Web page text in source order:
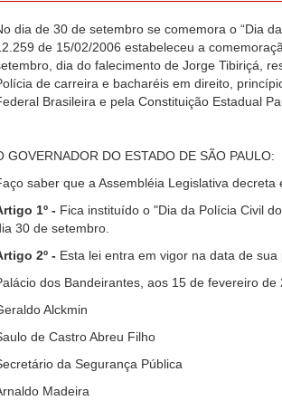
dia de 30 de setembro se comemora o “Dia
de 15/02/2006 estabeleceu a
dia do falecimento de Jorge Tibiriçá,
de carreira e bacharéis em direito,
Brasileira e pela Constituição Estadual
GOVERNADOR DO ESTADO DE SÃO PAULO:
saber que a Assembléia Legislativa
1º - Fica instituído o "Dia da Polícia Civil
30 de setembro.
2º - Esta lei entra em vigor na data de sua
dos Bandeirantes, aos 15 de fevereiro de
Alckmin
de Castro Abreu Filho
da Segurança Pública
Madeira